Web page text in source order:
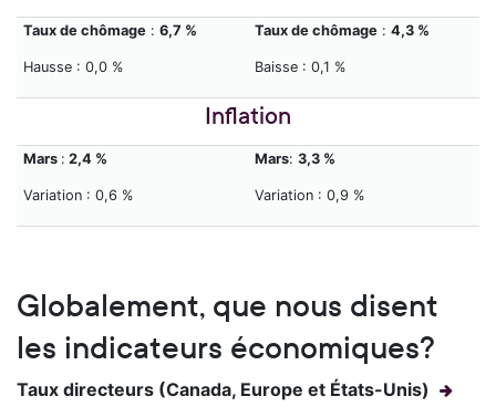
Taux de chômage :6,7 %
Hausse : 0,0 %
Taux de chômage :4,3 %
Baisse : 0,1 %
Inflation
Mars : 2,4 %
Variation : 0,6 %
Mars:3,3 %
Variation : 0,9 %
Globalement, que nous disent
les indicateurs économiques?
Taux directeurs (Canada, Europe et États-Unis)